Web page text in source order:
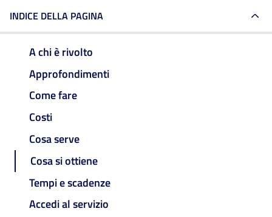
INDICE DELLA PAGINA
A chi è rivolto
Approfondimenti
Come fare
Costi
Cosa serve
Cosa si ottiene
Tempi e scadenze
Accedi al servizio